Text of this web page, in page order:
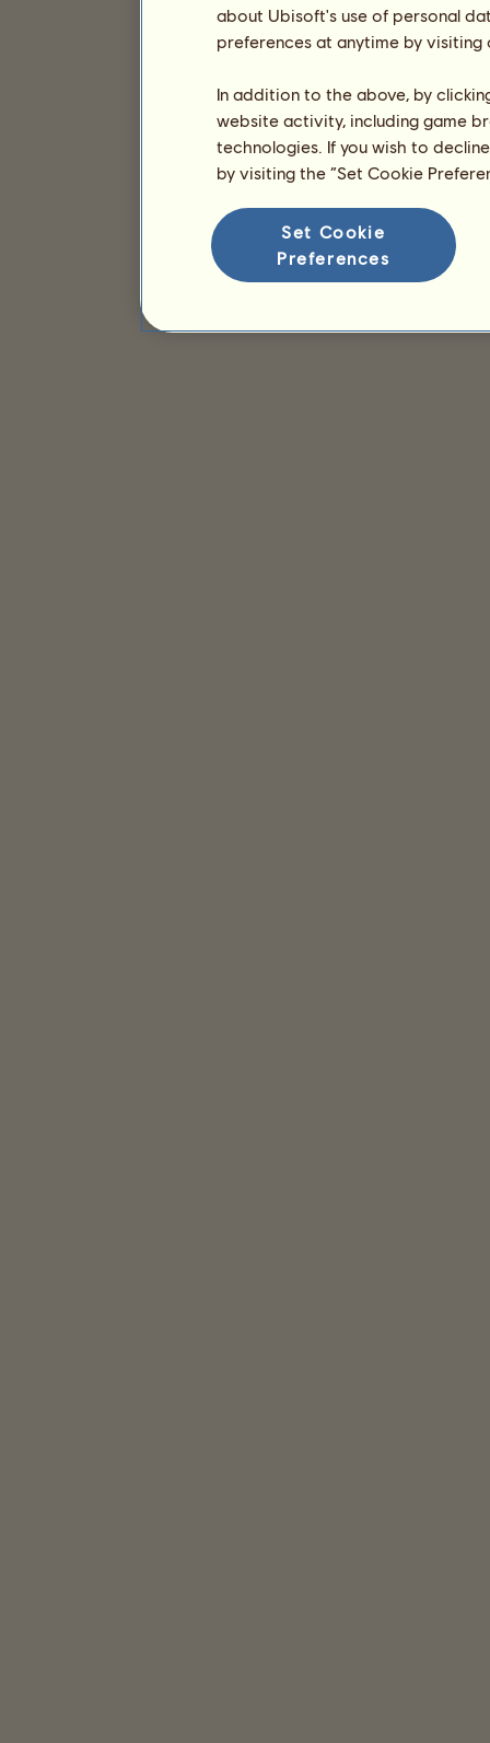
about Ubisoft's use of personal
preferences at anytime by
In addition to the above, by
website activity, including game
technologies. If you wish to
by visiting the “Set Cookie
Set Cookie
Preferences